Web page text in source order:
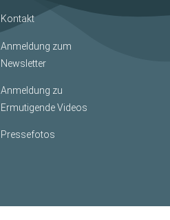
Kontakt
Anmeldung zum
Newsletter
Anmeldung zu
Ermutigende Videos
Pressefotos